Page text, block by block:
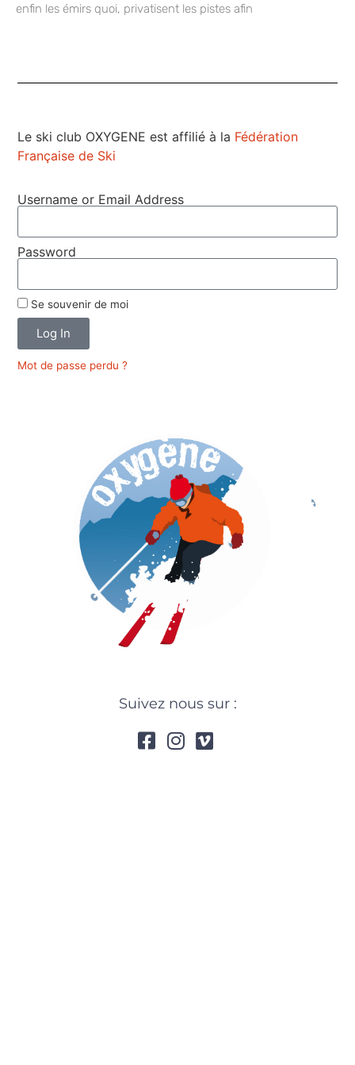
enfin les émirs quoi, privatisent les pistes afin
Le ski club OXYGENE est affilié à la Fédération
Française de Ski
Username or Email Address
Password
Se souvenir de moi
Log In
Mot de passe perdu ?
Suivez nous sur :